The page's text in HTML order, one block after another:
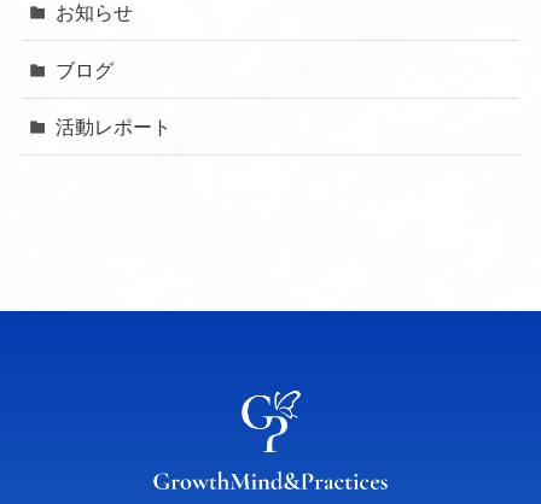
お知らせ
ブログ
活動レポート